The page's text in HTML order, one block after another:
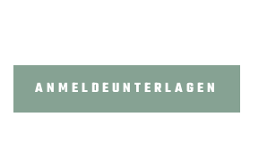
ANMELDEUNTERLAGEN